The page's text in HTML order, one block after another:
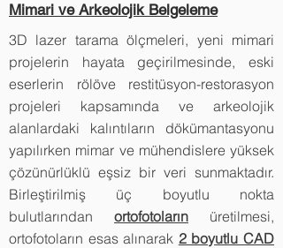
Mimari ve Arkeolojik Belgeleme
3D lazer tarama ölçmeleri, yeni mimari
projelerin hayata geçirilmesinde, eski
eserlerin rölöve restitüsyon-restorasyon
projeleri kapsamında ve arkeolojik
alanlardaki kalıntıların dökümantasyonu
yapılırken mimar ve mühendislere yüksek
çözünürlüklü eşsiz bir veri sunmaktadır.
Birleştirilmiş üç boyutlu nokta
bulutlarından ortofotoların üretilmesi,
ortofotoların esas alınarak 2 boyutlu CAD